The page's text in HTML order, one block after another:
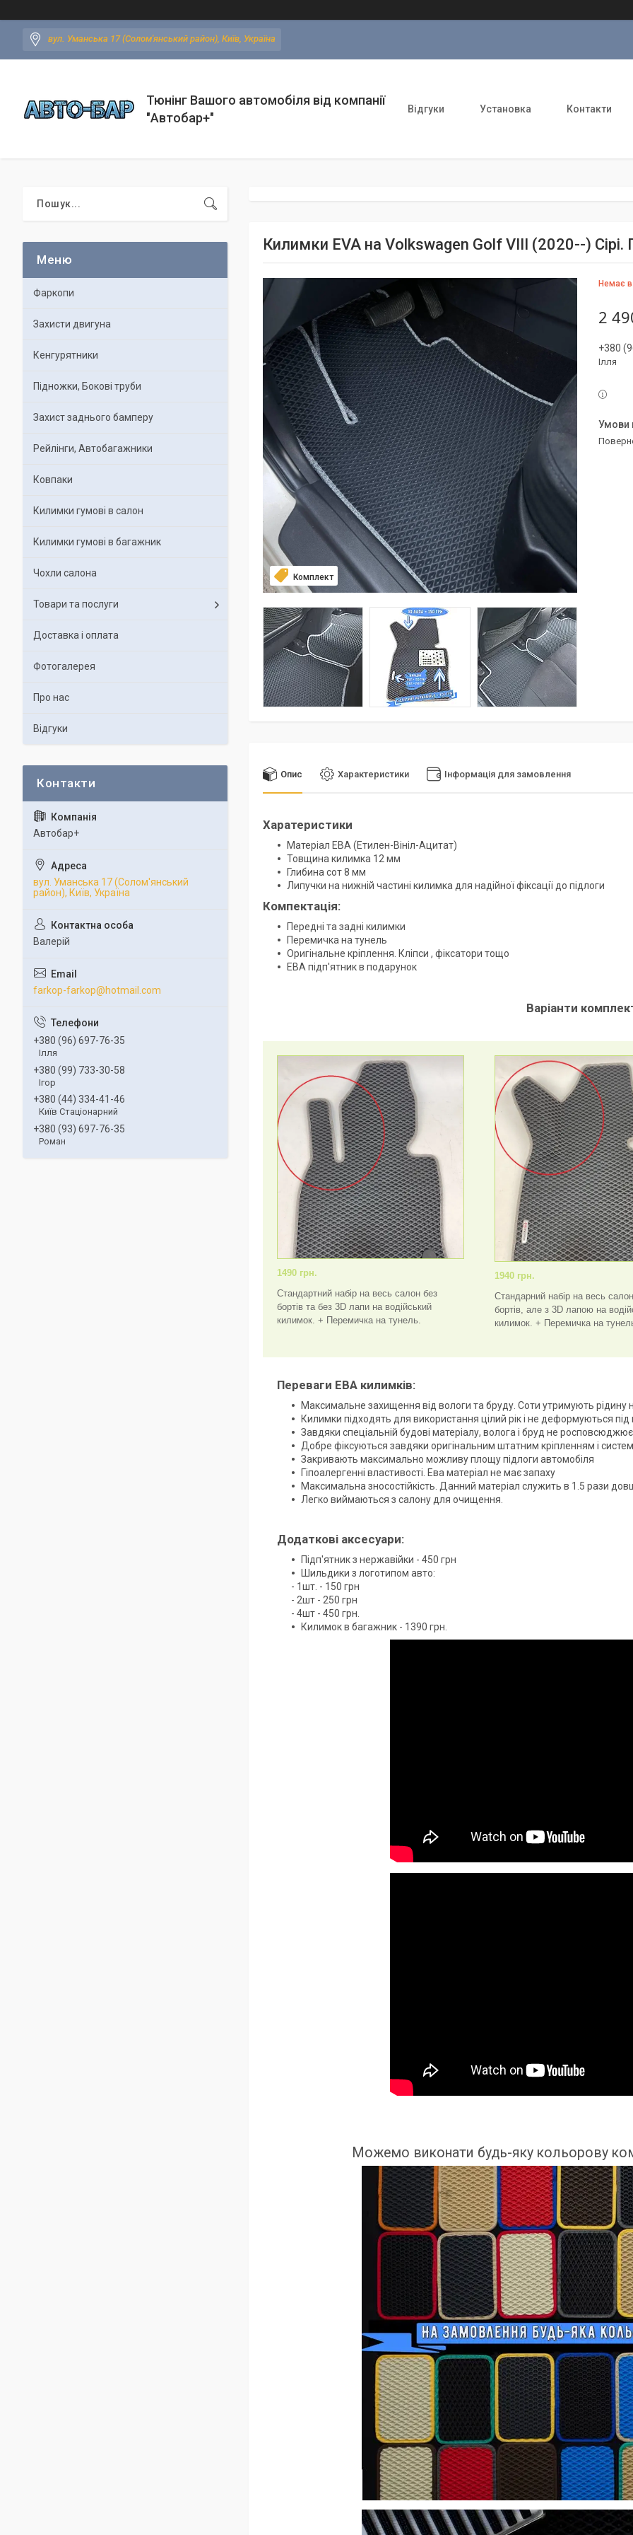
вул. Уманська 17 (Солом'янський район), Київ, Україна
Тюнінг Вашого автомобіля від компанії
"Автобар+"
Відгуки Установка Контакти
Килимки EVA на Volkswagen Golf VIII (2020--)
Комплект
Немає в
2
+380
Ілля
Опис Характеристики Інформація для замовлення
Харатеристики
Матеріал ЕВА (Етилен-Вініл-Ацитат)
Товщина килимка 12 мм
Глибина сот 8 мм
Липучки на нижній частині килимка для надійної фіксації до підлоги
Компектація:
Передні та задні килимки
Перемичка на тунель
Оригінальне кріплення. Кліпси , фіксатори тощо
ЕВА підп'ятник в подарунок
Варіанти
1490 грн.
Стандартний набір на весь салон без
бортів та без 3D лапи на водійський
килимок. + Перемичка на тунель.
1940 грн.
Стандарний набір на весь
бортів, але з 3D лапою на
килимок. + Перемичка на
Переваги ЕВА килимків:
Максимальне захищення від вологи та бруду. Соти утримують рідину
Килимки підходять для використання цілий рік і не деформуються
Завдяки спеціальній будові матеріалу, волога і бруд не
Добре фіксуються завдяки оригінальним штатним кріпленням і
Закривають максимально можливу площу підлоги автомобіля
Гіпоалергенні властивості. Ева матеріал не має запаху
Максимальна зносостійкість. Данний матеріал служить в 1.5 рази
Легко виймаються з салону для очищення.
Додаткові аксесуари:
Підп'ятник з нержавійки - 450 грн
Шильдики з логотипом авто:
- 1шт. - 150 грн
- 2шт - 250 грн
- 4шт - 450 грн.
Килимок в багажник - 1390 грн.
Можемо виконати будь-яку кольорову
Фаркопи
Захисти двигуна
Кенгурятники
Підножки, Бокові труби
Захист заднього бамперу
Рейлінги, Автобагажники
Ковпаки
Килимки гумові в салон
Килимки гумові в багажник
Чохли салона
Товари та послуги
Доставка і оплата
Фотогалерея
Про нас
Відгуки
Автобар+
вул. Уманська 17 (Солом'янський
район), Київ, Україна
Валерій
farkop-farkop@hotmail.com
+380 (96) 697-76-35
Ілля
+380 (99) 733-30-58
Ігор
+380 (44) 334-41-46
Київ Стаціонарний
+380 (93) 697-76-35
Роман